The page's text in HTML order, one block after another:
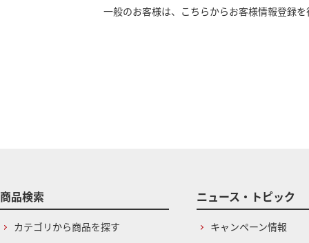
一般のお客様は、こちらからお客様情報登録
商品検索
カテゴリから商品を探す
ニュース・トピック
キャンペーン情報